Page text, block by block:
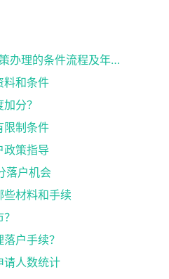
2026应届生北京落户政策办理的条件流程及年龄限制
料和条件
分？
限制条件
政策指导
落户机会
些材料和手续
户手续？
请人数统计